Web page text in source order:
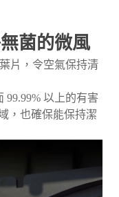
菌的微風
片，令空氣保持清
99.99% 以上的有害
，也確保能保持潔